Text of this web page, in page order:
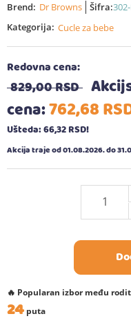
Brend: Dr Browns Šifra:
Kategorija: Cucle za bebe
Redovna cena:
829,00RSD
cena:762,68
Ušteda: 66,32RSD!
Akcija traje od 01.08.2026. do
🔥 Popularan izbor među
24 puta